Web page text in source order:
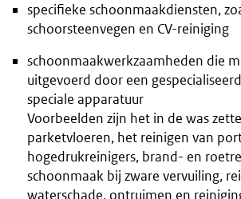
specifieke schoonmaakdiensten,
schoorsteenvegen en CV-reiniging
schoonmaakwerkzaamheden die
uitgevoerd door een
speciale apparatuur
Voorbeelden zijn het in de was
parketvloeren, het reinigen van
hogedrukreinigers, brand- en
schoonmaak bij zware vervuiling,
waterschade, ontruimen en